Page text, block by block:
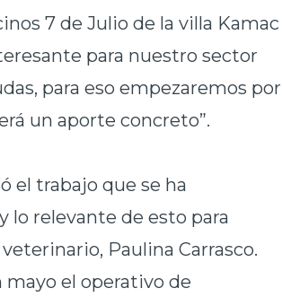
7 de Juliode la villa Kamac
para nuestro sector
para eso empezaremos por
un aporte concreto”.
el trabajo que se ha
lo relevante de esto para
Paulina Carrasco.
mayo el operativo de